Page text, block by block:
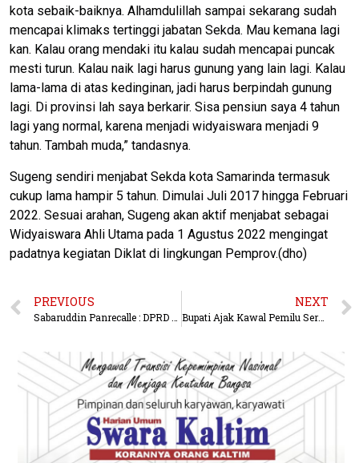
kota sebaik-baiknya. Alhamdulillah sampai sekarang sudah
mencapai klimaks tertinggi jabatan Sekda. Mau kemana lagi
kan. Kalau orang mendaki itu kalau sudah mencapai puncak
mesti turun. Kalau naik lagi harus gunung yang lain lagi. Kalau
lama-lama di atas kedinginan, jadi harus berpindah gunung
lagi. Di provinsi lah saya berkarir. Sisa pensiun saya 4 tahun
lagi yang normal, karena menjadi widyaiswara menjadi 9
tahun. Tambah muda,” tandasnya.
Sugeng sendiri menjabat Sekda kota Samarinda termasuk
cukup lama hampir 5 tahun. Dimulai Juli 2017 hingga Februari
2022. Sesuai arahan, Sugeng akan aktif menjabat sebagai
Widyaiswara Ahli Utama pada 1 Agustus 2022 mengingat
padatnya kegiatan Diklat di lingkungan Pemprov.(dho)
PREVIOUS NEXT
Bupati Ajak Kawal Pemilu Serentak Agar Berlangsung Kondusif